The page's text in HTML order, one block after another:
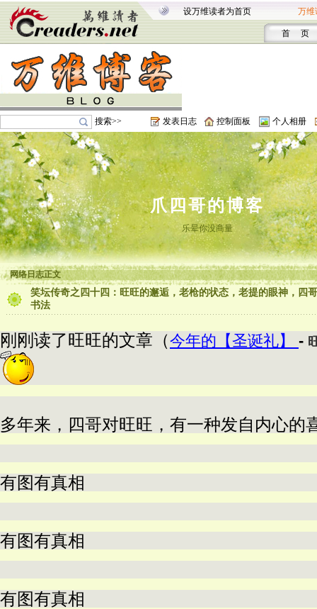
设万维读者为首页 万维
首 页
搜索>> 发表日志 控制面板 个人相册
爪四哥的博客
乐晕你没商量
网络日志正文
笑坛传奇之四十四：旺旺的邂逅，老枪的状态，老提的眼神，四
书法
刚刚读了旺旺的文章（今年的【圣诞礼】 -
多年来，四哥对旺旺，有一种发自内心的
有图有真相
有图有真相
有图有真相